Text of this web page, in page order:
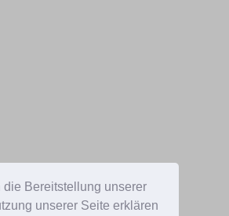
Bereitstellung unserer
unserer Seite erklären